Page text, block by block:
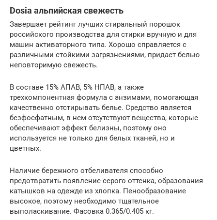
Dosia альпийская свежесть
Завершает рейтинг лучших стиральный порошок
российского производства для стирки вручную и для
машин активаторного типа. Хорошо справляется с
различными стойкими загрязнениями, придает белью
неповторимую свежесть.
В составе 15% АПАВ, 5% НПАВ, а также
трехкомпонентная формула с энзимами, помогающая
качественно отстирывать белье. Средство является
безфосфатным, в нем отсутствуют вещества, которые
обеспечивают эффект белизны, поэтому оно
используется не только для белых тканей, но и
цветных.
Наличие бережного отбеливателя способно
предотвратить появление серого оттенка, образования
катышков на одежде из хлопка. Пенообразование
высокое, поэтому необходимо тщательное
выполаскивание. Фасовка 0.365/0.405 кг.